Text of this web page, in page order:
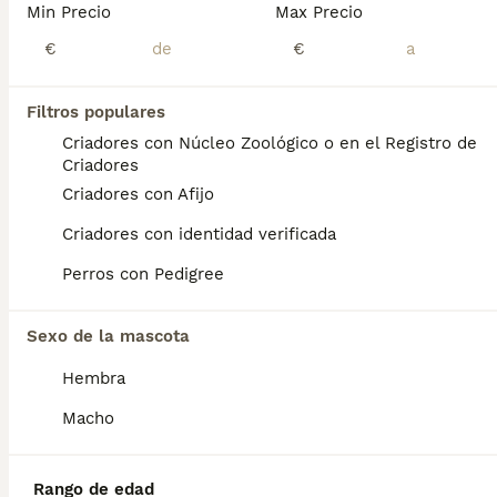
Min Precio
€
Max Precio
€
Filtros populares
Criadores con Núcleo Zoológico o en el Registro de
Criadores
Criadores con Afijo
Criadores con identidad verificada
Perros con Pedigree
Sexo de la mascota
Hembra
Macho
Rango de edad
Carlino-Pug hembra
Carlino - Pug
14 semanas 1
Sexo
, (86.5km)
Carlino - Pug